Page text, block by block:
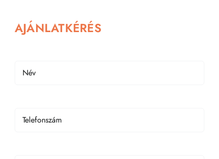
AJÁNLATKÉRÉS